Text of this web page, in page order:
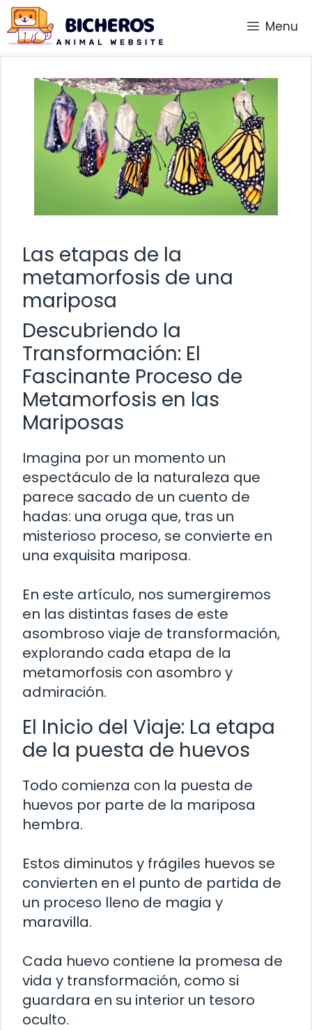
Saltar
al
contenido
Menu
Las etapas de la
metamorfosis de una
mariposa
Descubriendo la
Transformación: El
Fascinante Proceso de
Metamorfosis en las
Mariposas
Imagina por un momento un
espectáculo de la naturaleza que
parece sacado de un cuento de
hadas: una oruga que, tras un
misterioso proceso, se convierte en
una exquisita mariposa.
En este artículo, nos sumergiremos
en las distintas fases de este
asombroso viaje de transformación,
explorando cada etapa de la
metamorfosis con asombro y
admiración.
El Inicio del Viaje: La etapa
de la puesta de huevos
Todo comienza con la puesta de
huevos por parte de la mariposa
hembra.
Estos diminutos y frágiles huevos se
convierten en el punto de partida de
un proceso lleno de magia y
maravilla.
Cada huevo contiene la promesa de
vida y transformación, como si
guardara en su interior un tesoro
oculto.